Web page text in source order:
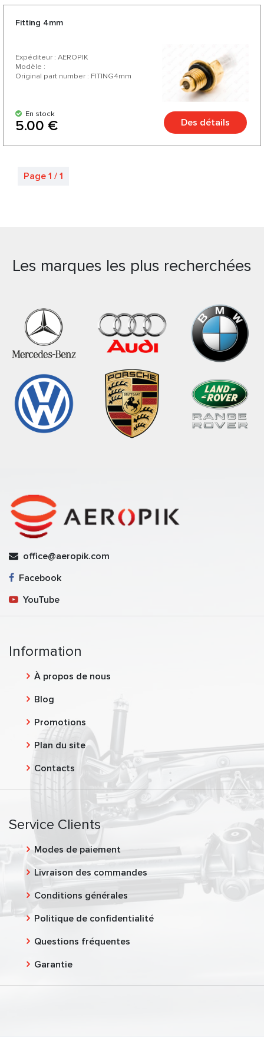
Fitting 4mm
Expéditeur : AEROPIK
Modèle :
Original part number : FITING4mm
En stock
5.00 € Des détails
Page 1 / 1
Les marques les plus recherchées
office@aeropik.com
Facebook
YouTube
Information
À propos de nous
Blog
Promotions
Plan du site
Contacts
Service Clients
Modes de paiement
Livraison des commandes
Conditions générales
Politique de confidentialité
Questions fréquentes
Garantie